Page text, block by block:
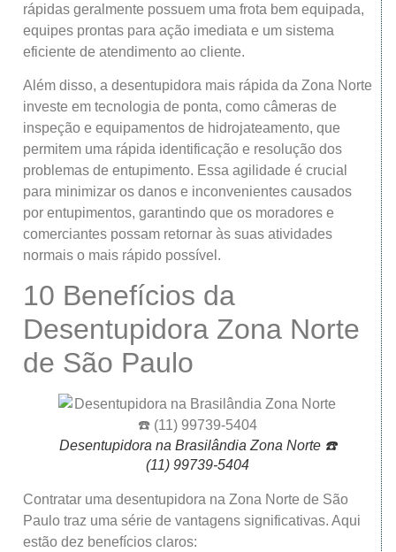
rápidas geralmente possuem uma frota bem equipada,
equipes prontas para ação imediata e um sistema
eficiente de atendimento ao cliente.
Além disso, a desentupidora mais rápida da Zona Norte
investe em tecnologia de ponta, como câmeras de
inspeção e equipamentos de hidrojateamento, que
permitem uma rápida identificação e resolução dos
problemas de entupimento. Essa agilidade é crucial
para minimizar os danos e inconvenientes causados
por entupimentos, garantindo que os moradores e
comerciantes possam retornar às suas atividades
normais o mais rápido possível.
10 Benefícios da
Desentupidora Zona Norte
de São Paulo
Desentupidora na Brasilândia Zona Norte ☎️
(11) 99739-5404
Contratar uma desentupidora na Zona Norte de São
Paulo traz uma série de vantagens significativas. Aqui
estão dez benefícios claros: